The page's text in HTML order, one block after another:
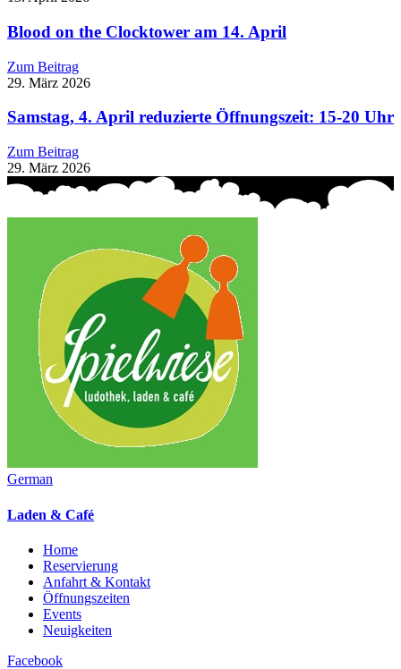
Blood on the Clocktower am 14. April
Zum Beitrag
29. März 2026
Samstag, 4. April reduzierte Öffnungszeit: 15-20 Uhr
Zum Beitrag
29. März 2026
German
Laden & Café
Home
Reservierung
Anfahrt & Kontakt
Öffnungszeiten
Events
Neuigkeiten
Facebook